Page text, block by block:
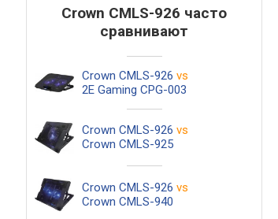
Crown CMLS-926 часто
сравнивают
Crown CMLS-926 vs
2E Gaming CPG-003
Crown CMLS-926 vs
Crown CMLS-925
Crown CMLS-926 vs
Crown CMLS-940